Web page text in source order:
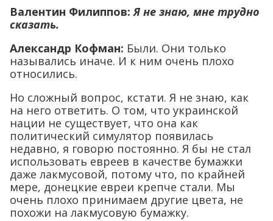
Валентин Филиппов:Я не знаю, мне трудно
сказать.
Александр Кофман: Были. Они только
назывались иначе. И к ним очень плохо
относились.
Но сложный вопрос, кстати. Я не знаю, как
на него ответить. О том, что украинской
нации не существует, что она как
политический симулятор появилась
недавно, я говорю постоянно. Я бы не стал
использовать евреев в качестве бумажки
даже лакмусовой, потому что, по крайней
мере, донецкие евреи крепче стали. Мы
очень плохо принимаем другие цвета, не
похожи на лакмусовую бумажку.